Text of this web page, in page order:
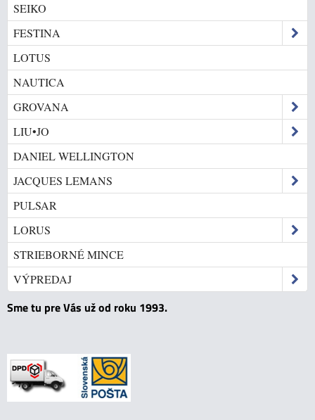
SEIKO
FESTINA
LOTUS
NAUTICA
GROVANA
LIU•JO
DANIEL WELLINGTON
JACQUES LEMANS
PULSAR
LORUS
STRIEBORNÉ MINCE
VÝPREDAJ
Sme tu pre Vás už od roku 1993.